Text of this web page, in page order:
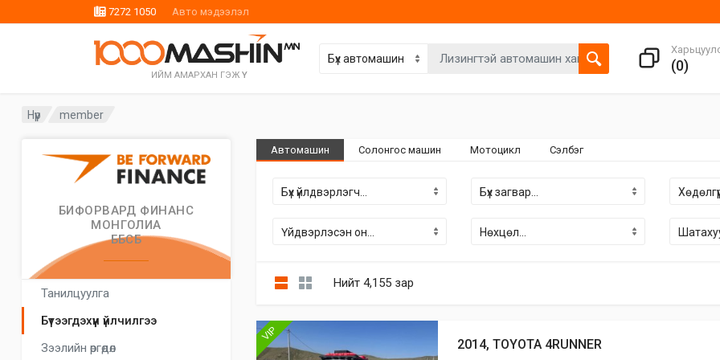
7272 1050 Авто мэдээлэл
ИЙМ АМАРХАН ГЭЖ ҮҮ
(0)
Нүүр member
БИФОРВАРД ФИНАНС
МОНГОЛИА
ББСБ
Танилцуулга
Бүтээгдэхүүн үйлчилгээ
Зээлийн өргөдөл
Автомашин Солонгос машин Мотоцикл Сэлбэг
Бүх үйлдвэрлэгч...
Нийт 4,155 зар
VIP
2014, TOYOTA 4RUNNER